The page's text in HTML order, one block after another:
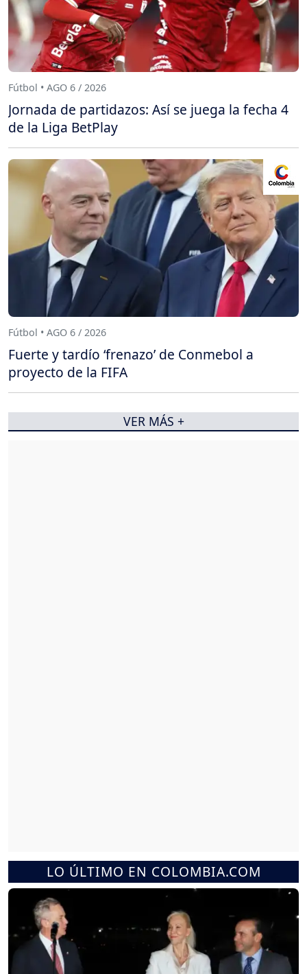
LO ÚLTIMO EN COLOMBIA.COM
Fútbol • AGO 6 / 2026
Jornada de partidazos: Así se juega la fecha 4
de la Liga BetPlay
Fútbol • AGO 6 / 2026
Fuerte y tardío ‘frenazo’ de Conmebol a
proyecto de la FIFA
VER MÁS +